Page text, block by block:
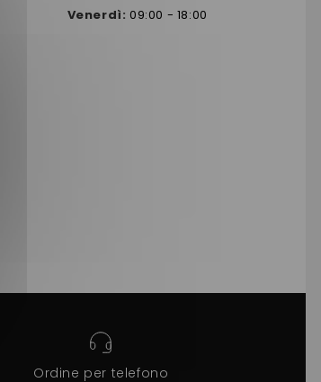
Venerdì: 09:00 - 18:00
Ordine per telefono